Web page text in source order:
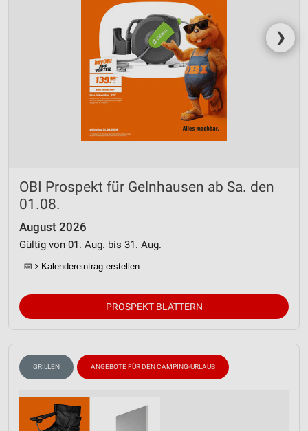
❯
OBI Prospekt für Gelnhausen ab Sa. den
01.08.
August 2026
Gültig von 01. Aug. bis 31. Aug.
📅 Kalendereintrag erstellen
PROSPEKT BLÄTTERN
GRILLEN ANGEBOTE FÜR DEN CAMPING-URLAUB